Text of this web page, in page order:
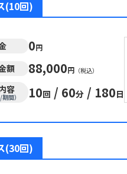
(10回)
0円
額 88,000円 （税込）
容
間） 10回 / 60分 / 180日
(30回)